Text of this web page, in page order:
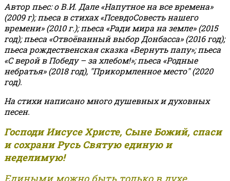
Автор пьес: о В.И. Дале «Напутное на все времена»
(2009 г); пьеса в стихах «ПсевдоСовесть нашего
времени» (2010 г.); пьеса «Ради мира на земле» (2015
год); пьеса «Отвоёванный выбор Донбасса» (2016 год);
пьеса рождественская сказка «Вернуть папу»; пьеса
«С верой в Победу – за хлебом!»;пьеса «Родные
небратья» (2018 год), "Прикормленное место" (2020
год).
На стихи написано много душевных и духовных
песен.
Господи Иисусе Христе, Сыне Божий, спаси
и сохрани Русь Святую единую и
неделимую!
Едиными можно быть только в духе,